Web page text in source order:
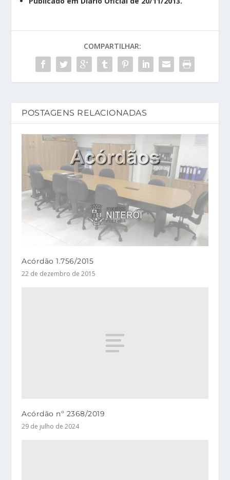
COMPARTILHAR:
POSTAGENS RELACIONADAS
Acórdão 1.756/2015
22 de dezembro de 2015
Acórdão nº 2368/2019
29 de julho de 2024